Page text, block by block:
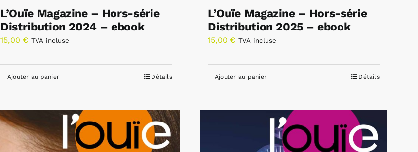
L’Ouïe Magazine – Hors-série
Distribution 2024 – ebook
15,00 € TVA incluse
Ajouter au panier Détails
L’Ouïe Magazine – Hors-série
Distribution 2025 – ebook
15,00 € TVA incluse
Ajouter au panier Détails